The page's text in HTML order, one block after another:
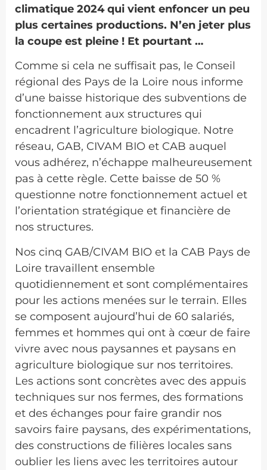
climatique 2024 qui vient enfoncer un peu
plus certaines productions. N’en jeter plus
la coupe est pleine ! Et pourtant …
Comme si cela ne suffisait pas, le Conseil
régional des Pays de la Loire nous informe
d’une baisse historique des subventions de
fonctionnement aux structures qui
encadrent l’agriculture biologique. Notre
réseau, GAB, CIVAM BIO et CAB auquel
vous adhérez, n’échappe malheureusement
pas à cette règle. Cette baisse de 50 %
questionne notre fonctionnement actuel et
l’orientation stratégique et financière de
nos structures.
Nos cinq GAB/CIVAM BIO et la CAB Pays de
Loire travaillent ensemble
quotidiennement et sont complémentaires
pour les actions menées sur le terrain. Elles
se composent aujourd’hui de 60 salariés,
femmes et hommes qui ont à cœur de faire
vivre avec nous paysannes et paysans en
agriculture biologique sur nos territoires.
Les actions sont concrètes avec des appuis
techniques sur nos fermes, des formations
et des échanges pour faire grandir nos
savoirs faire paysans, des expérimentations,
des constructions de filières locales sans
oublier les liens avec les territoires autour